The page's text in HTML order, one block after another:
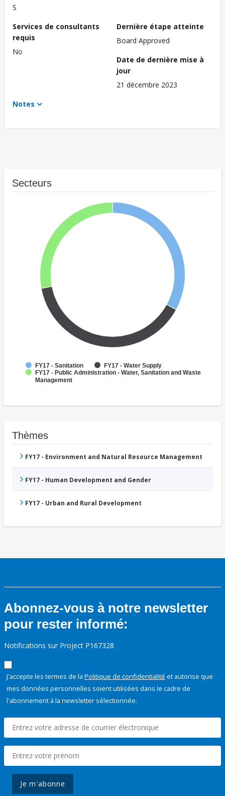
S
Services de consultants
requis
No
Dernière étape atteinte
Board Approved
Date de dernière mise à
jour
21 décembre 2023
Notes
Secteurs
FY17 - Sanitation
FY17 - Water Supply
FY17 - Public Administration - Water, Sanitation and Waste
Management
Thèmes
FY17 - Environment and Natural Resource Management
FY17 - Human Development and Gender
FY17 - Urban and Rural Development
Abonnez-vous à notre newsletter
pour rester informé:
Notifications sur Project P167328
J'accepte les termes de la Politique de confidentialité et autorise que
mes données personnelles soient utilisées dans le cadre de
l'abonnement à la newsletter sélectionnée.
Je m'abonne